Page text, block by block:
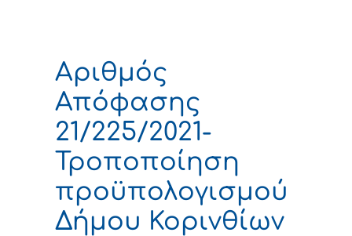
Αριθμός
Απόφασης
21/225/2021-
Τροποποίηση
προϋπολογισμού
Δήμου Κορινθίων